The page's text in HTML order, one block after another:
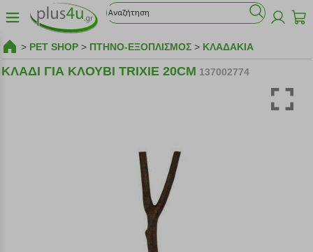
> PET SHOP > ΠΤΗΝΟ-ΕΞΟΠΛΙΣΜΟΣ > ΚΛΑΔΑΚΙΑ
ΚΛΑΔΙ ΓΙΑ ΚΛΟΥΒΙ TRIXIE 20CM 137002774